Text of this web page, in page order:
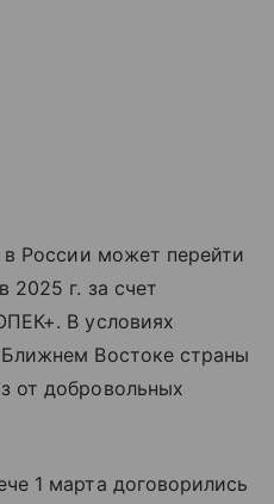
в России может перейти
2025 г. за счет
В условиях
Востоке страны
от добровольных
1 марта договорились